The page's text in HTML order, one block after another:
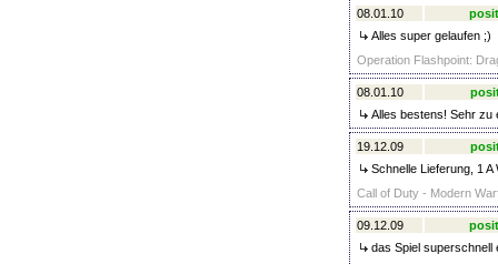
08.01.10
Alles super gelaufen ;)
Operation Flashpoint:
08.01.10
Alles bestens! Sehr zu
19.12.09
Schnelle Lieferung, 1
Call of Duty - Modern
09.12.09
das Spiel superschnell